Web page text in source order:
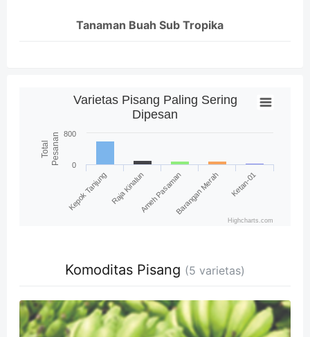
Tanaman Buah Sub Tropika
Total Pesanan
Varietas Pisang Paling Sering
Dipesan
Kepok TanjungRaja KinalunAmeh PasamanBarangan Merah Ketan-01
0
800
Highcharts.com
Komoditas Pisang (5 varietas)